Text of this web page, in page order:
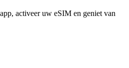
activeer uw eSIM en geniet van